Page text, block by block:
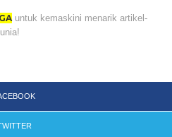
untuk kemaskini menarik artikel-